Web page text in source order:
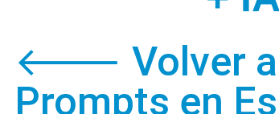
🡐 Volver a
Prompts en